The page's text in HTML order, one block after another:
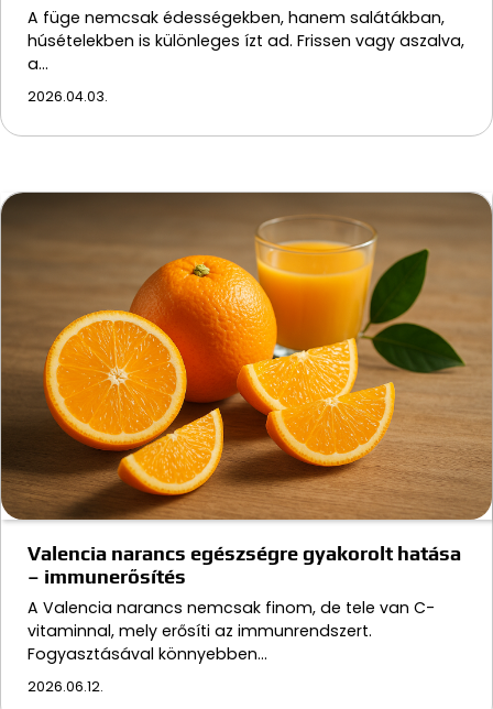
A füge nemcsak édességekben, hanem salátákban,
húsételekben is különleges ízt ad. Frissen vagy aszalva,
a…
2026.04.03.
Valencia narancs egészségre gyakorolt hatása
– immunerősítés
A Valencia narancs nemcsak finom, de tele van C-
vitaminnal, mely erősíti az immunrendszert.
Fogyasztásával könnyebben…
2026.06.12.